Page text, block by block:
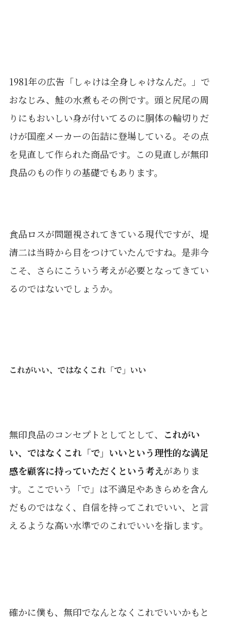
1981年の広告「しゃけは全身しゃけなんだ。」で
おなじみ、鮭の水煮もその例です。頭と尻尾の周
りにもおいしい身が付いてるのに胴体の輪切りだ
けが国産メーカーの缶詰に登場している。その点
を見直して作られた商品です。この見直しが無印
良品のもの作りの基礎でもあります。
食品ロスが問題視されてきている現代ですが、堤
清二は当時から目をつけていたんですね。是非今
こそ、さらにこういう考えが必要となってきてい
るのではないでしょうか。
これがいい、ではなくこれ「で」いい
無印良品のコンセプトとしてとして、
これがい
い、ではなくこれ「で」いいという理性的な満足
感を顧客に持っていただくという考えがありま
す。ここでいう「で」は不満足やあきらめを含ん
だものではなく、自信を持ってこれでいい、と言
えるような高い水準でのこれでいいを指します。
確かに僕も、無印でなんとなくこれでいいかもと